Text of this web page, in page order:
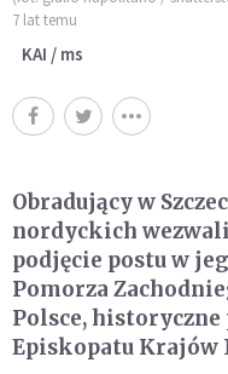
7 lat temu
KAI / ms
Obradujący w
nordyckich
podjęcie postu w
Pomorza
Polsce,
Episkopatu Krajów